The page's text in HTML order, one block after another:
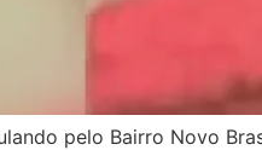
pelo Bairro Novo